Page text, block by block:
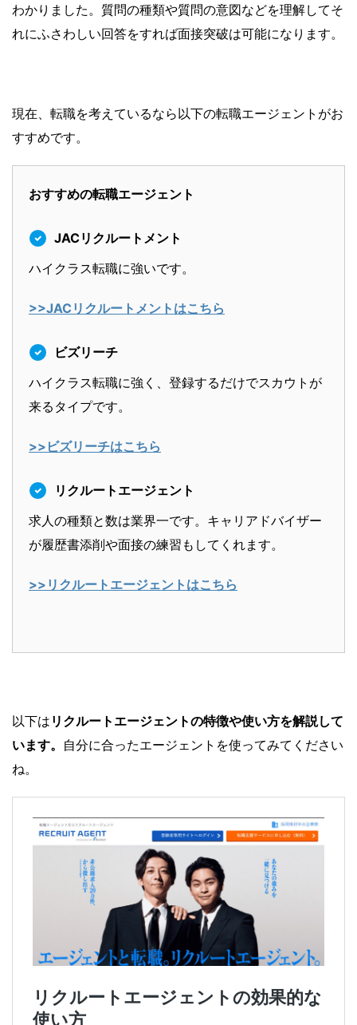
わかりました。質問の種類や質問の意図などを理解してそ
れにふさわしい回答をすれば面接突破は可能になります。
現在、転職を考えているなら以下の転職エージェントがお
すすめです。
おすすめの転職エージェント
JACリクルートメント
ハイクラス転職に強いです。
>>JACリクルートメントはこちら
ビズリーチ
ハイクラス転職に強く、登録するだけでスカウトが
来るタイプです。
>>ビズリーチはこちら
リクルートエージェント
求人の種類と数は業界一です。キャリアドバイザー
が履歴書添削や面接の練習もしてくれます。
>>リクルートエージェントはこちら
以下は リクルートエージェントの特徴や使い方を解説して
います。 自分に合ったエージェントを使ってみてください
ね。